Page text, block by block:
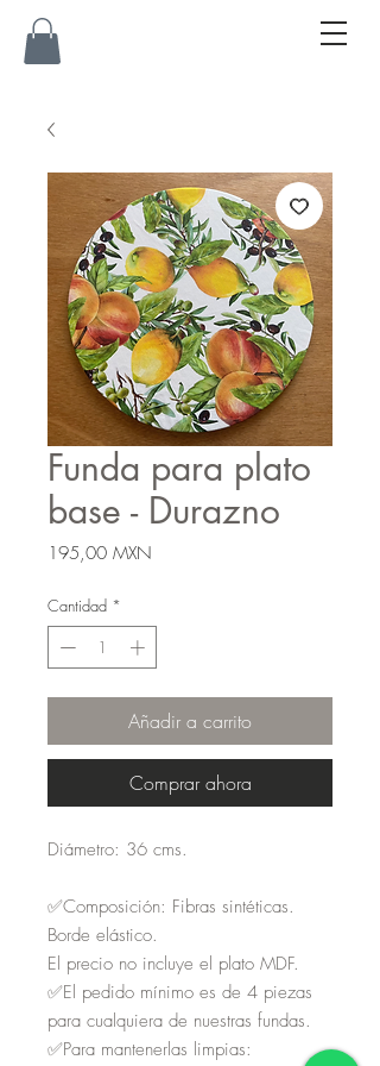
Funda para plato
base - Durazno
195,00 MXN
Cantidad *
Añadir a carrito
Comprar ahora
Diámetro: 36 cms.
✅Composición: Fibras sintéticas.
Borde elástico.
El precio no incluye el plato MDF.
✅El pedido mínimo es de 4 piezas
para cualquiera de nuestras fundas.
✅Para mantenerlas limpias: